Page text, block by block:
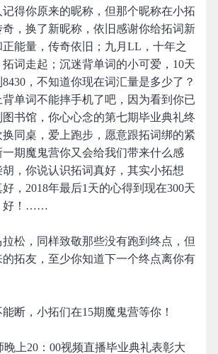
得你原来的昵称，但那个昵称在小拓
，换了新昵称，依旧感谢你给拓词新
能量，传奇依旧；九月LL，十年之
词走起；沉迷背单词的小可爱，10天
，不知道你现在词汇量是多少了？
单词不能摔手机了吧，因为看到你已
书馆，你心心念的第七期毕业典礼终
同桌，爱上跑步，愿意跟拓词绑的紧
期魔鬼营你又会给我们带来什么感
，你说认识拓词真好，其实小拓想
，2018年最后1天的心得到现在300天
好！……
拉松，同样致敬那些没有跑到终点，但
拓友，至少你知道下一个终点离你有
断，小拓们在15期魔鬼营等你！
晚上20：00视频直播毕业典礼表彰大